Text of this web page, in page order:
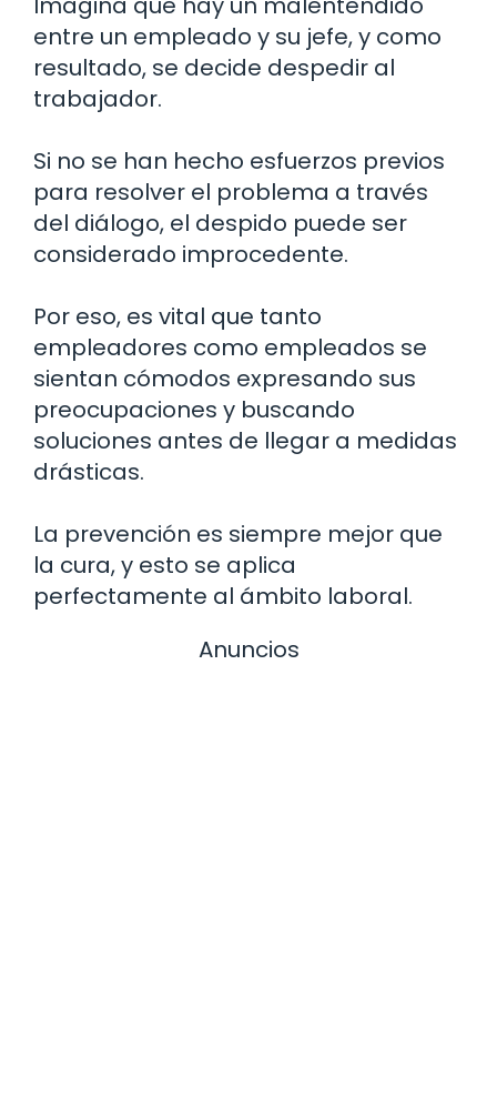
entre un empleado y su jefe, y como
resultado, se decide despedir al
trabajador.
Si no se han hecho esfuerzos previos
para resolver el problema a través
del diálogo, el despido puede ser
considerado improcedente.
Por eso, es vital que tanto
empleadores como empleados se
sientan cómodos expresando sus
preocupaciones y buscando
soluciones antes de llegar a medidas
drásticas.
La prevención es siempre mejor que
la cura, y esto se aplica
perfectamente al ámbito laboral.
Anuncios